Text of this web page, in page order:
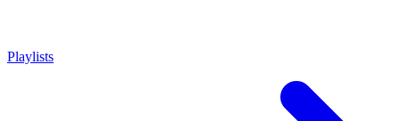
Playlists